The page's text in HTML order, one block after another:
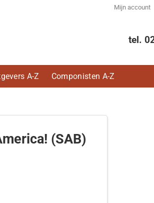
Mijn account
tel.
A-Z Componisten A-Z
(SAB)